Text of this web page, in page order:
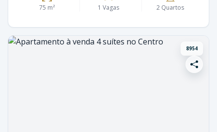
75 m² 1 Vagas 2 Quartos
8954